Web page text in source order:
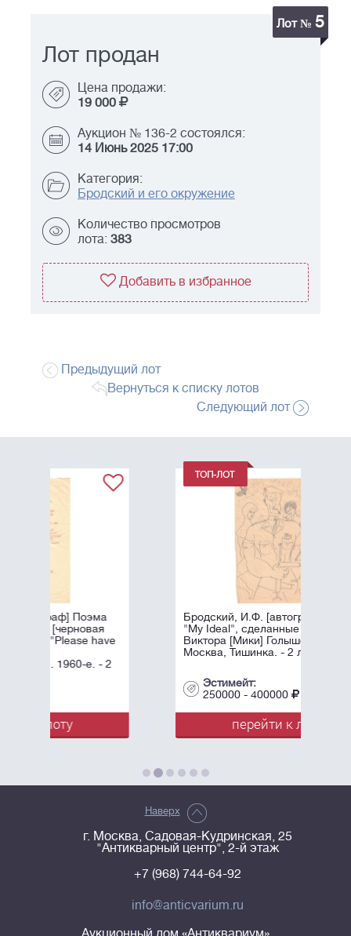
Лот № 5
Лот продан
Цена продажи:
19 000
Аукцион № 136-2 состоялся:
14 Июнь 2025 17:00
Категория:
Бродский и его окружение
Количество просмотров
лота: 383
Добавить в избранное
Предыдущий лот
Вернуться к списку лотов
Следующий лот
Бродский, И.Ф. [автограф] Рисунки
"My Ideal", сделанные в квартире
Виктора [Мики] Голышева. 1960-е.
Москва, Тишинка. - 2 л.; 29х21 см.
250000 - 400000
перейти к лоту
Наверх
г. Москва, Садовая-Кудринская, 25
"Антикварный центр", 2-й этаж
+7 (968) 744-64-92
info@anticvarium.ru